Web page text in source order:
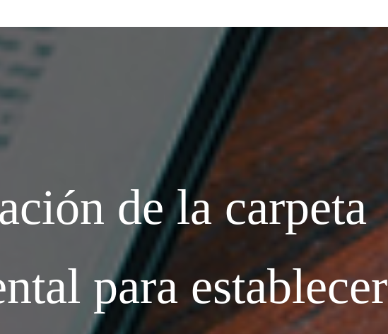
de la carpeta
para establecer